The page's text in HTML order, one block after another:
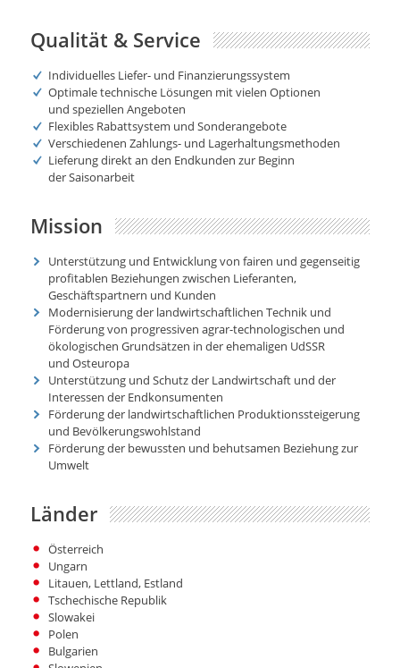
Qualität & Service
Individuelles Liefer- und Finanzierungssystem
Optimale technische Lösungen mit vielen Optionen
und speziellen Angeboten
Flexibles Rabattsystem und Sonderangebote
Verschiedenen Zahlungs- und Lagerhaltungsmethoden
Lieferung direkt an den Endkunden zur Beginn
der Saisonarbeit
Mission
Unterstützung und Entwicklung von fairen und gegenseitig
profitablen Beziehungen zwischen Lieferanten,
Geschäftspartnern und Kunden
Modernisierung der landwirtschaftlichen Technik und
Förderung von progressiven agrar-technologischen und
ökologischen Grundsätzen in der ehemaligen UdSSR
und Osteuropa
Unterstützung und Schutz der Landwirtschaft und der
Interessen der Endkonsumenten
Förderung der landwirtschaftlichen Produktionssteigerung
und Bevölkerungswohlstand
Förderung der bewussten und behutsamen Beziehung zur
Umwelt
Länder
Österreich
Ungarn
Litauen, Lettland, Estland
Tschechische Republik
Slowakei
Polen
Bulgarien